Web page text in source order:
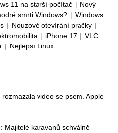
11 na starší počítač | Nový
smrti Windows? | Windows
| Nouzové otevírání pračky |
| iPhone 17 | VLC
| Nejlepší Linux
video se psem. Apple
Majitelé karavanů schválně